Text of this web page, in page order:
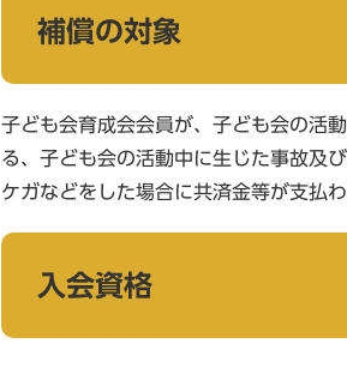
補償の対象
子ども会育成会会員が、子ども会の活
る、子ども会の活動中に生じた事故及
ケガなどをした場合に共済金等が支払わ
入会資格